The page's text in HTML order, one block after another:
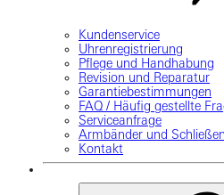
Kundenservice
Uhrenregistrierung
Pflege und Handhabung
Revision und Reparatur
Garantiebestimmungen
FAQ / Häufig gestellte
Serviceanfrage
Armbänder und Schließen
Kontakt